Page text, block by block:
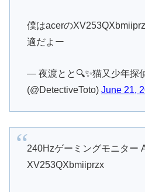
僕はacerの
適だよー
— 夜渡とと🔍✨猫又少年探
(@DetectiveToto) June 21,
240Hzゲーミングモニター
XV253QXbmiiprzx